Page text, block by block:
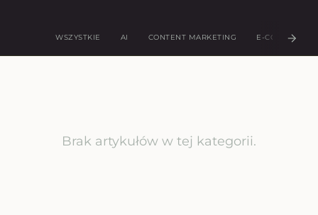
WSZYSTKIE AI CONTENT MARKETING E-COMMERCE
Brak artykułów w tej kategorii.